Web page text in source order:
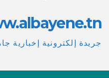
جريدة إلكترونية إخبارية